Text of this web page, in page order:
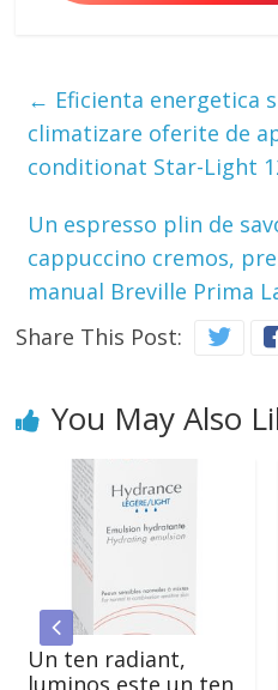
← Eficienta energetica
climatizare oferite de
conditionat Star-Light
Un espresso plin de
cappuccino cremos,
manual Breville Prima
Share This Post:
You May Also
Un ten radiant,
luminos este un ten